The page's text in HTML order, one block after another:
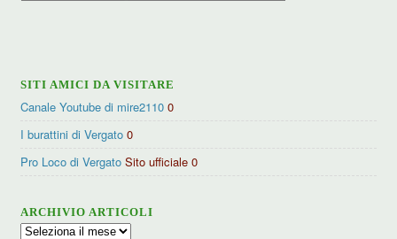
SITI AMICI DA VISITARE
Canale Youtube di mire2110 0
I burattini di Vergato 0
Pro Loco di Vergato Sito ufficiale 0
ARCHIVIO ARTICOLI
Archivio